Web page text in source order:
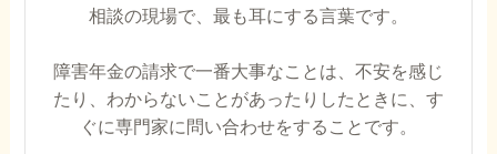
相談の現場で、最も耳にする言葉です。
障害年金の請求で一番大事なことは、不安を感じ
たり、わからないことがあったりしたときに、す
ぐに専門家に問い合わせをすることです。